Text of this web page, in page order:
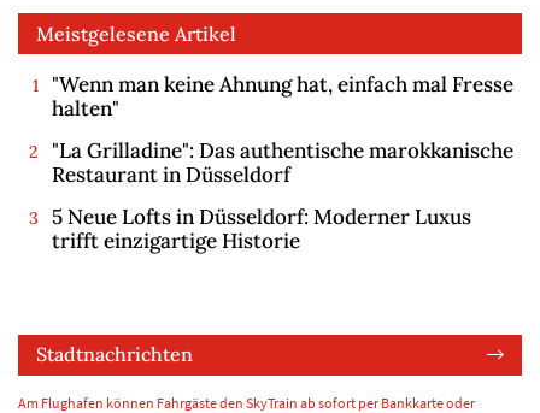
Meistgelesene Artikel
"Wenn man keine Ahnung hat, einfach mal Fresse
halten"
"La Grilladine": Das authentische marokkanische
Restaurant in Düsseldorf
5 Neue Lofts in Düsseldorf: Moderner Luxus
trifft einzigartige Historie
Stadtnachrichten
Am Flughafen können Fahrgäste den SkyTrain ab sofort per Bankkarte oder